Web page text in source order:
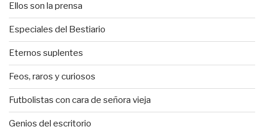
Ellos son la prensa
Especiales del Bestiario
Eternos suplentes
Feos, raros y curiosos
Futbolistas con cara de señora vieja
Genios del escritorio